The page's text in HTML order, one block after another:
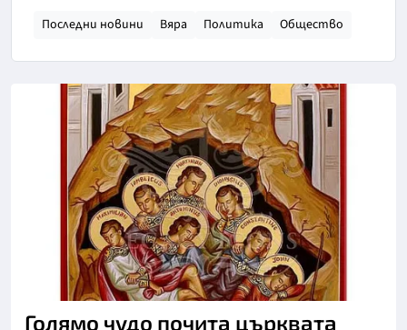
Последни новини Вяра Политика Общество
Голямо чудо почита църквата